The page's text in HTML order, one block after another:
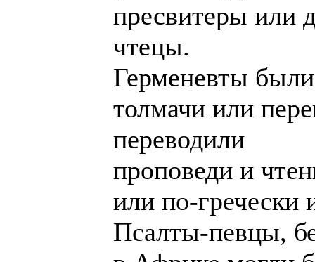
пресвитеры или
чтецы.
Герменевты
толмачи или
переводили
проповеди и
или по-гречески
Псалты-певцы,